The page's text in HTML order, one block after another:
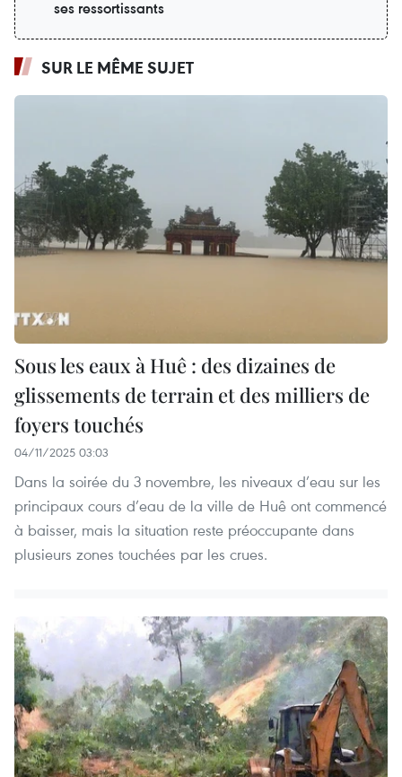
ses ressortissants
SUR LE MÊME SUJET
Sous les eaux à Huê : des dizaines de
glissements de terrain et des milliers de
foyers touchés
04/11/2025 03:03
Dans la soirée du 3 novembre, les niveaux d’eau sur les
principaux cours d’eau de la ville de Huê ont commencé
à baisser, mais la situation reste préoccupante dans
plusieurs zones touchées par les crues.